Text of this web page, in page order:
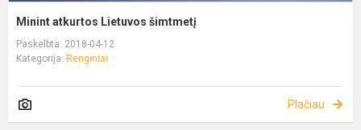
Minint atkurtos Lietuvos šimtmetį
Paskelbta: 2018-04-12
Kategorija: Renginiai
Plačiau